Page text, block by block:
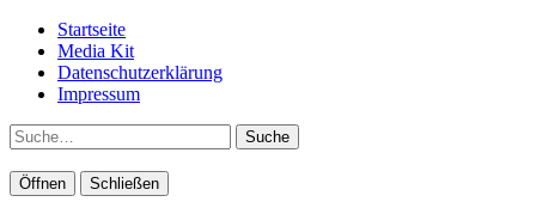
Startseite
Media Kit
Datenschutzerklärung
Impressum
Suche
Öffnen Schließen